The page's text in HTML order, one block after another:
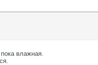
влажная.